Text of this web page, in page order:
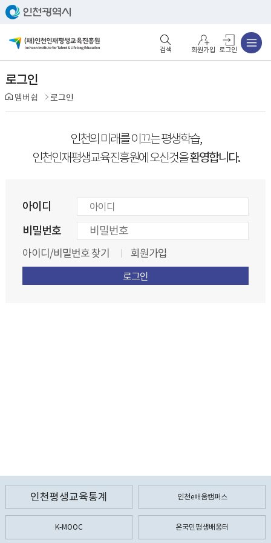
회원가입 로그인
로그인
멤버쉽 로그인
인천의 미래를 이끄는 평생학습,
인천인재평생교육진흥원에 오신것을환영합니다.
아이디
비밀번호
아이디/비밀번호 찾기 회원가입
인천평생교육통계 인천e배움캠퍼스
K-MOOC 온국민평생배움터